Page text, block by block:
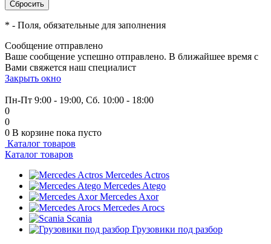
* - Поля, обязательные для заполнения
Сообщение отправлено
Ваше сообщение успешно отправлено. В ближайшее время с
Вами свяжется наш специалист
Закрыть окно
Пн-Пт 9:00 - 19:00, Сб. 10:00 - 18:00
0
0
0 В корзине пока пусто
Каталог товаров
Каталог товаров
Mercedes Actros
Mercedes Atego
Mercedes Axor
Mercedes Arocs
Scania
Грузовики под разбор